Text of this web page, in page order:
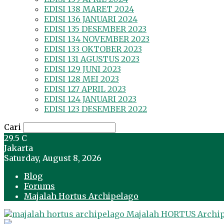
EDISI 138 MARET 2024
EDISI 136 JANUARI 2024
EDISI 135 DESEMBER 2023
EDISI 134 NOVEMBER 2023
EDISI 133 OKTOBER 2023
EDISI 131 AGUSTUS 2023
EDISI 129 JUNI 2023
EDISI 128 MEI 2023
EDISI 127 APRIL 2023
EDISI 124 JANUARI 2023
EDISI 123 DESEMBER 2022
Cari
29.5 C
Jakarta
Saturday, August 8, 2026
Blog
Forums
Majalah Hortus Archipelago
Majalah HORTUS